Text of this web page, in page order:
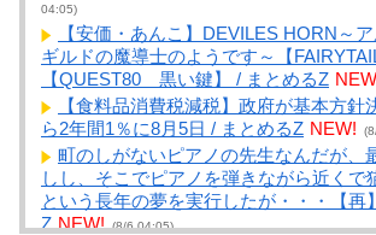
04:05)
【安価・あんこ】DEVILES HORN～
ギルドの魔導士のようです～【
【QUEST80 黒い鍵】 / まとめるZ
【食料品消費税減税】政府が基本方針
ら2年間1％に8月5日 / まとめるZ NEW!
町のしがないピアノの先生なんだが、
しし、そこでピアノを弾きながら近くで
という長年の夢を実行したが・・・【再
Z NEW! (8/6 04:05)